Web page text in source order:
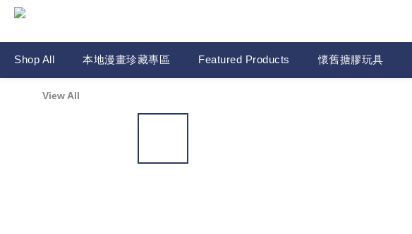
Shop All 本地漫畫珍藏專區 Featured Products 懷舊搪膠玩具
View All